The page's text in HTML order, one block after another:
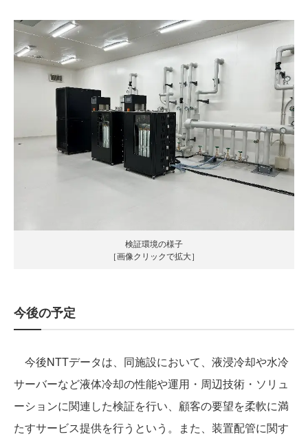
検証環境の様子
［画像クリックで拡大］
今後の予定
今後NTTデータは、同施設において、液浸冷却や水冷
サーバーなど液体冷却の性能や運用・周辺技術・ソリュ
ーションに関連した検証を行い、顧客の要望を柔軟に満
たすサービス提供を行うという。また、装置配管に関す